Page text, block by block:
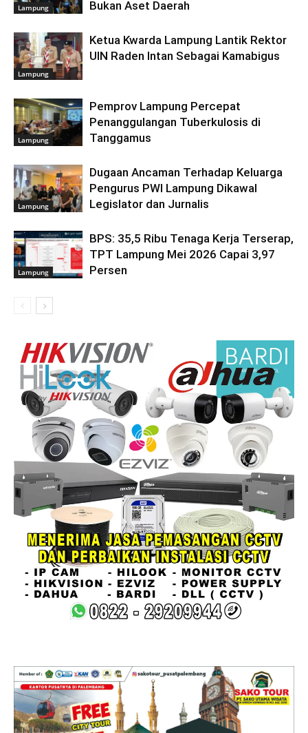
Lampung Bukan Aset Daerah
Lampung
Ketua Kwarda Lampung Lantik Rektor
UIN Raden Intan Sebagai Kamabigus
Lampung
Pemprov Lampung Percepat
Penanggulangan Tuberkulosis di
Tanggamus
Lampung
Dugaan Ancaman Terhadap Keluarga
Pengurus PWI Lampung Dikawal
Legislator dan Jurnalis
Lampung
BPS: 35,5 Ribu Tenaga Kerja Terserap,
TPT Lampung Mei 2026 Capai 3,97
Persen